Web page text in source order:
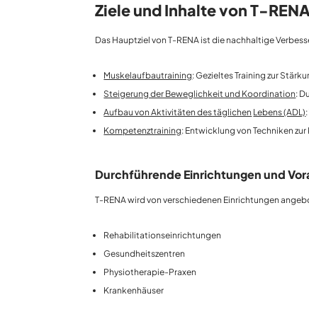
Ziele und Inhalte von T-RENA
Das Hauptziel von T-RENA ist die nachhaltige
Muskelaufbautraining: Gezieltes Training zur
Steigerung der Beweglichkeit und Koordination:
Aufbau von Aktivitäten des täglichen Lebens (ADL)
Kompetenztraining: Entwicklung von Techniken
Durchführende Einrichtungen und
T-RENA wird von verschiedenen Einrichtungen
Rehabilitationseinrichtungen
Gesundheitszentren
Physiotherapie-Praxen
Krankenhäuser